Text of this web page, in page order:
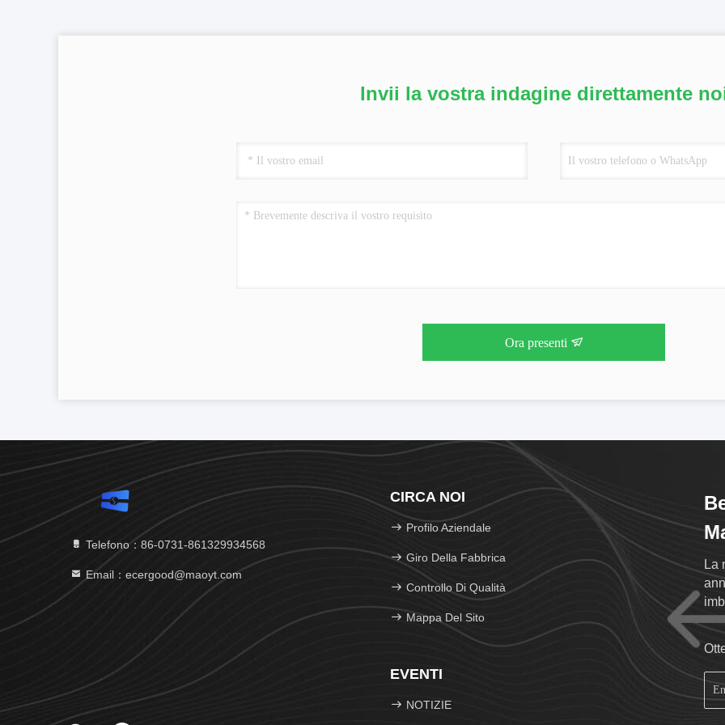
Invii la vostra indagine direttamente
Ora presenti
Telefono：86-0731-861329934568
Email：ecergood@maoyt.com
CIRCA NOI
Profilo Aziendale
Giro Della Fabbrica
Controllo Di Qualità
Mappa Del Sito
EVENTI
NOTIZIE
La